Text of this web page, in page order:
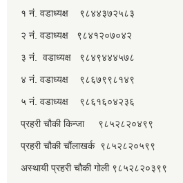
१ नं. वडाध्यक्ष ९८४४३७२५८३
२ नं. वडाध्यक्ष ९८४१२०७०४२
३ नं. वडाध्यक्ष ९८४९४४४५७८
४ नं. वडाध्यक्ष ९८६७९९८१४९
५ नं. वडाध्यक्ष ९८६१६०४२३६
प्रहरी चौकी किन्जा ९८५२८२०४९९
प्रहरी चौकी चौंलाखर्क ९८५२८२०५९९
अस्थायी प्रहरी चौकी गोली ९८५२८२०३९९